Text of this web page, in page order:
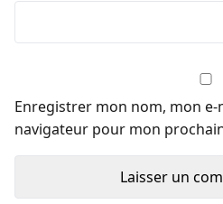
Enregistrer mon nom, mon
navigateur pour mon